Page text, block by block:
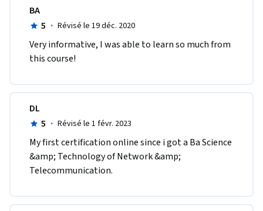
BA
5 · Révisé le 19 déc. 2020
Very informative, I was able to learn so much from
this course!
DL
5 · Révisé le 1 févr. 2023
My first certification online since i got a Ba Science
&amp; Technology of Network &amp;
Telecommunication.